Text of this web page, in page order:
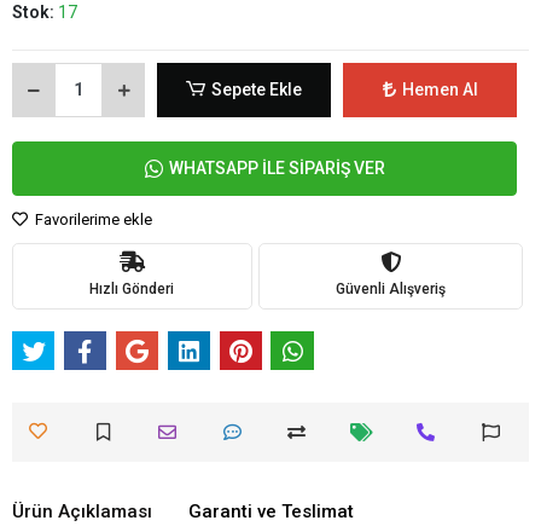
Stok: 17
Sepete Ekle Hemen Al
WHATSAPP İLE SİPARİŞ VER
Favorilerime ekle
Hızlı Gönderi Güvenli Alışveriş
Ürün Açıklaması Garanti ve Teslimat